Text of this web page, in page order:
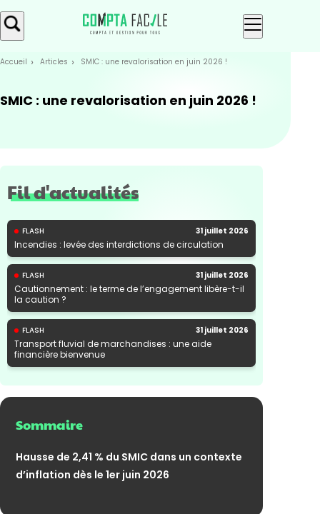
Skip
to
Aller au
contenu
Accueil Articles SMIC : une revalorisation en juin 2026 !
SMIC : une revalorisation en juin 2026 !
Fil d'actualités
FLASH 31 juillet 2026
Incendies : levée des interdictions de circulation
FLASH 31 juillet 2026
Cautionnement : le terme de l’engagement libère-t-il
la caution ?
FLASH 31 juillet 2026
Transport fluvial de marchandises : une aide
financière bienvenue
Sommaire
Hausse de 2,41 % du SMIC dans un contexte
d’inflation dès le 1er juin 2026